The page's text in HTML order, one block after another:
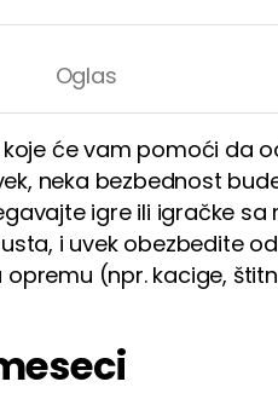
će vam pomoći da
neka bezbednost
igre ili igračke
i uvek obezbedite
(npr. kacige,